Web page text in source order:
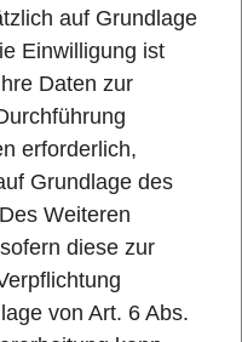
auf Grundlage
Einwilligung ist
Daten zur
erforderlich,
Grundlage des
Weiteren
diese zur
von Art. 6 Abs.